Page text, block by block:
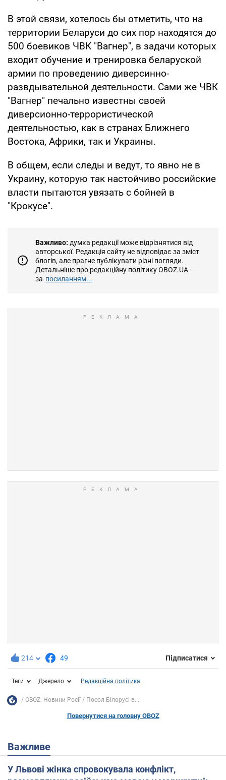
В этой связи, хотелось бы отметить, что на
территории Беларуси до сих пор находятся до
500 боевиков ЧВК "Вагнер", в задачи которых
входит обучение и тренировка беларуской
армии по проведению диверсинно-
развдывательной деятельности. Сами же ЧВК
"Вагнер" печально известны своей
диверсионно-террористической
деятельностью, как в странах Ближнего
Востока, Африки, так и Украины.
В общем, если следы и ведут, то явно не в
Украину, которую так настойчиво российские
власти пытаются увязать с бойней в
"Крокусе".
Важливо: думка редакції може відрізнятися від
авторської. Редакція сайту не відповідає за зміст
блогів, але прагне публікувати різні погляди.
Детальніше про редакційну політику OBOZ.UA –
за посиланням...
214 49 Підписатися
Теги Джерело Редакційна політика
OBOZ. Новини Росії Посол Білорусі в...
Повернутися на головну OBOZ
Важливе
У Львові жінка спровокувала конфлікт,